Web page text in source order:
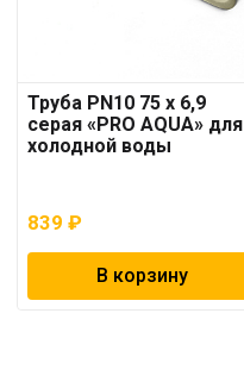
Труба PN10 75 x 6,9
серая «PRO AQUA» для
холодной воды
839 ₽
В корзину